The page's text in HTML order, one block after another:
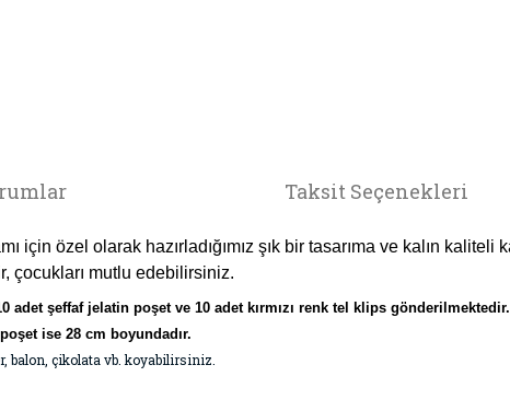
Taksit Seçenekleri
için özel olarak hazırladığımız şık bir tasarıma ve kalın kaliteli
çocukları mutlu edebilirsiniz.
adet şeffaf jelatin poşet ve 10 adet kırmızı renk tel klips gönderilmektedir.
ise 28 cm boyundadır.
balon, çikolata vb. koyabilirsiniz.